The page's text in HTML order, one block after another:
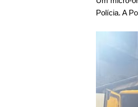
Polícia. A